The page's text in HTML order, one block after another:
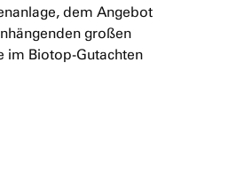
dem Angebot
großen
im Biotop-Gutachten